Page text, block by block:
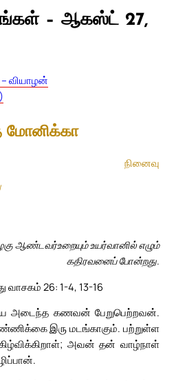
– ஆகஸ்ட் 27,
வியாழன்
மோனிக்கா
நினைவு
ஆண்டவர்உறையும் உயர்வானில் எழும்
கதிரவனைப் போன்றது.
வாசகம் 26: 1-4, 13-16
அடைந்த கணவன் பேறுபெற்றவன்.
இரு மடங்காகும். பற்றுள்ள
அவன் தன் வாழ்நாள்